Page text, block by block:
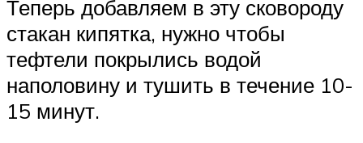
Теперь добавляем в эту сковороду
стакан кипятка, нужно чтобы
тефтели покрылись водой
наполовину и тушить в течение 10-
15 минут.